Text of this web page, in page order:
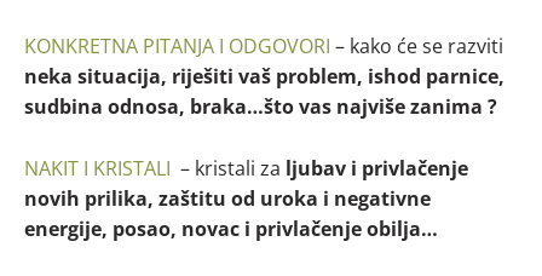
KONKRETNA PITANJA I ODGOVORI – kako će se razviti
neka situacija, riješiti vaš problem, ishod parnice,
sudbina odnosa, braka…što vas najviše zanima ?
NAKIT I KRISTALI – kristali za ljubav i privlačenje
novih prilika, zaštitu od uroka i negativne
energije, posao, novac i privlačenje obilja…